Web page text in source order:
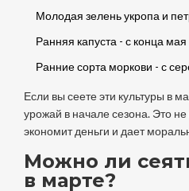
Молодая зелень укропа и
Ранняя капуста - с конца мая
Ранние сорта моркови - с
Если вы сеете эти культуры в
урожай в начале сезона. Это не
экономит деньги и дает
Можно ли
в марте?